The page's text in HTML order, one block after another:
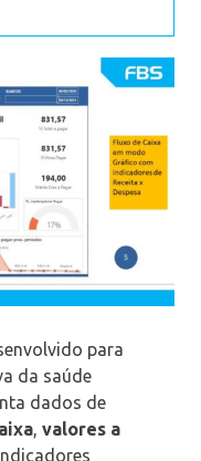
para
da saúde
dados de
, valores a